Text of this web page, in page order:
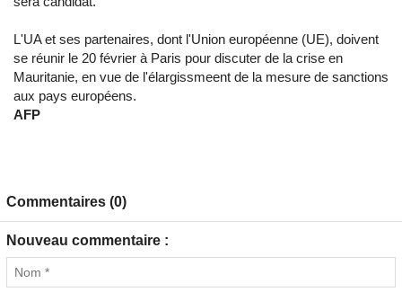
L'UA et ses partenaires, dont l'Union européenne (UE), doivent
se réunir le 20 février à Paris pour discuter de la crise en
Mauritanie, en vue de l'élargissmeent de la mesure de sanctions
aux pays européens.
AFP
Commentaires (0)
Nouveau commentaire :